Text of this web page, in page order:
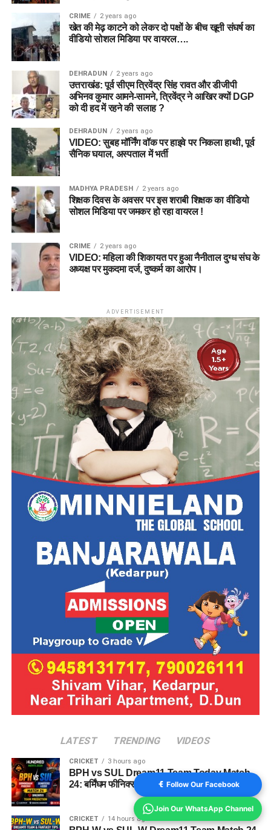
CRIME 2 years ago
खेत की मेढ़ काटने को लेकर दो पक्षों के बीच खूनी संघर्ष का
वीडियो सोशल मिडिया पर वायरल….
DEHRADUN 2 years ago
उत्तराखंड: पूर्व सीएम त्रिवेंद्र सिंह रावत और डीजीपी
अभिनव कुमार आमने-सामने, त्रिवेंद्र ने आखिर क्यों DGP
को दी हद में रहने की सलाह ?
DEHRADUN 2 years ago
VIDEO: सुबह मॉर्निंग वॉक पर हाइवे पर निकला हाथी, पूर्व
सैनिक घयाल, अस्पताल में भर्ती
MADHYA PRADESH 2 years ago
शिक्षक दिवस के अवसर पर इस शराबी शिक्षक का वीडियो
सोशल मिडिया पर जमकर हो रहा वायरल !
CRIME 2 years ago
VIDEO: महिला की शिकायत पर हुआ नैनीताल दुग्ध संघ के
अध्यक्ष पर मुकदमा दर्ज, दुष्कर्म का आरोप।
ADVERTISEMENT
LATEST TRENDING VIDEOS
CRICKET 3 hours ago
BPH vs SUL Dream11 Team Today Match
24: बर्मिंघम फीनिक्स vs सनराइजर्स लीड्स ड्रीम11 टीम
CRICKET 14 hours ago
Follow Our Facebook
Join Our WhatsApp Channel